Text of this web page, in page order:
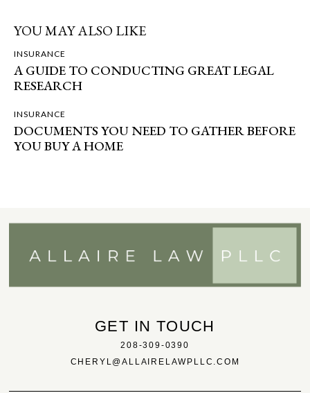
YOU MAY ALSO LIKE
INSURANCE
A GUIDE TO CONDUCTING GREAT LEGAL
RESEARCH
INSURANCE
DOCUMENTS YOU NEED TO GATHER BEFORE
YOU BUY A HOME
GET IN TOUCH
208-309-0390
CHERYL@ALLAIRELAWPLLC.COM